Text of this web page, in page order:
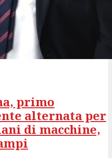
primo
alternata per
di macchine,